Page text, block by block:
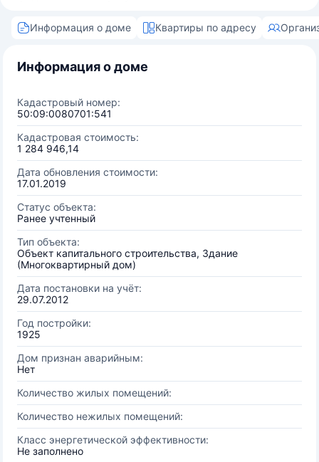
Информация о доме Квартиры по адресу
Информация о доме
Кадастровый номер:
50:09:0080701:541
Кадастровая стоимость:
1 284 946,14
Дата обновления стоимости:
17.01.2019
Статус объекта:
Ранее учтенный
Тип объекта:
Объект капитального строительства, Здание
(Многоквартирный дом)
Дата постановки на учёт:
29.07.2012
Год постройки:
1925
Дом признан аварийным:
Нет
Количество жилых помещений:
Количество нежилых помещений:
Класс энергетической эффективности:
Не заполнено